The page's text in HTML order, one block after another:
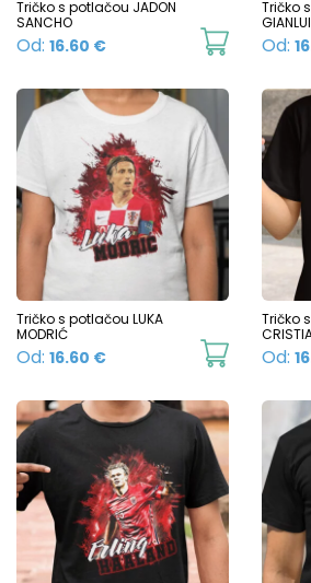
page
Tričko s potlačou JADON
SANCHO
Od: 16.60 €
This
has
multiple
variants.
The
options
may
chosen
on
product
page
Tričko
Od:
Tričko s potlačou LUKA
MODRIĆ
Od: 16.60 €
This
has
multiple
variants.
The
options
may
Tričko
Od: